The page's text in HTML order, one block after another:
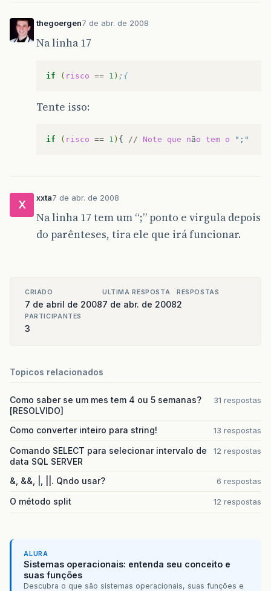
thegoergen7 de abr. de 2008
Na linha 17
if ( risco == 1 ) ;{
Tente isso:
if ( risco == 1 ) { // Note que não tem o ";"
X
xxta7 de abr. de 2008
Na linha 17 tem um “;” ponto e virgula depois
do parênteses, tira ele que irá funcionar.
CRIADO
7 de abril de 2008
ULTIMA RESPOSTA
7 de abr. de 2008
RESPOSTAS
2
PARTICIPANTES
3
Topicos relacionados
Como saber se um mes tem 4 ou 5 semanas?
[RESOLVIDO]
31 respostas
Como converter inteiro para string! 13 respostas
Comando SELECT para selecionar intervalo de
data SQL SERVER
12 respostas
&, &&, |, ||. Qndo usar? 6 respostas
O método split 12 respostas
ALURA
Sistemas operacionais: entenda seu conceito e
suas funções
Descubra o que são sistemas operacionais, suas funções e